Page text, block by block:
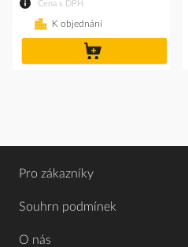
Cena s DPH
K objednání
Pro zákazníky
Souhrn podmínek
O nás